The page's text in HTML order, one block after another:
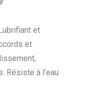
et
et
Résiste à l’eau